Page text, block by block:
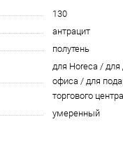
130
антрацит
полутень
для Horeca /
офиса / для
торгового центра
умеренный